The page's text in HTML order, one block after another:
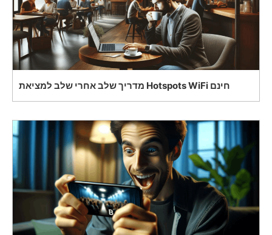
מדריך שלב אחרי שלב למציאת Hotspots WiFi חינם